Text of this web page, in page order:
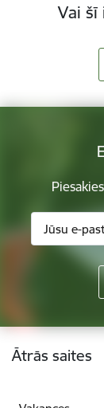
Vai
Kājene
Ātrās saites